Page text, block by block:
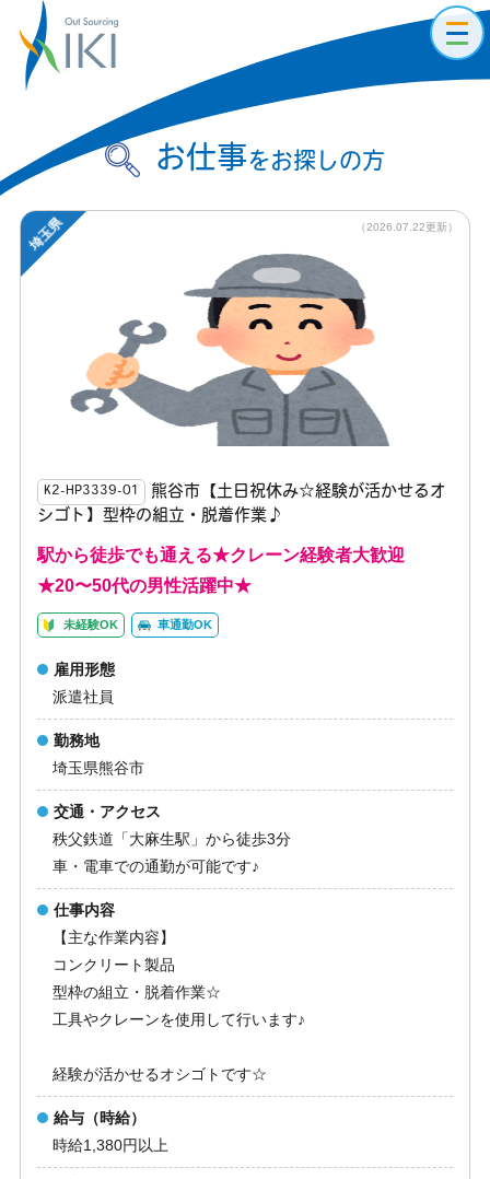
お仕事をお探しの方
K2-HP3339-01
熊谷市【土日祝休み☆経験が活かせるオ
シゴト】型枠の組立・脱着作業♪
駅から徒歩でも通える★クレーン経験者大歓迎
★20〜50代の男性活躍中★
未経験OK 車通勤OK
雇用形態
派遣社員
勤務地
埼玉県熊谷市
交通・アクセス
秩父鉄道「大麻生駅」から徒歩3分
車・電車での通勤が可能です♪
仕事内容
【主な作業内容】
コンクリート製品
型枠の組立・脱着作業☆
工具やクレーンを使用して行います♪
経験が活かせるオシゴトです☆
給与（時給）
時給1,380円以上
（2026.07.22更新）
埼玉県